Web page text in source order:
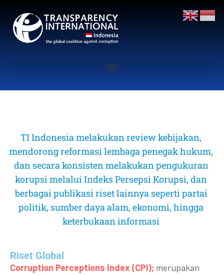
TI Indonesia melakukan review kebijakan,
mendorong reformasi lembaga penegak hukum,
dan secara konsisten melakukan pengukuran
korupsi melalui Indeks Persepsi Korupsi, dan
berbagai publikasi riset lainnya seperti partai
politik, sumber daya alam, ekonomi, hingga
keterbukaan informasi
Riset Global​
Corruption Perceptions Index (CPI); merupakan